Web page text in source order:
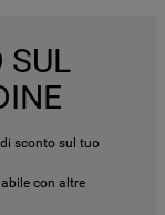
SUL
sconto sul tuo
con altre